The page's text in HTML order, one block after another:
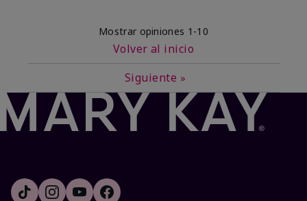
Mostrar opiniones 1-10
Volver al inicio
Siguiente »